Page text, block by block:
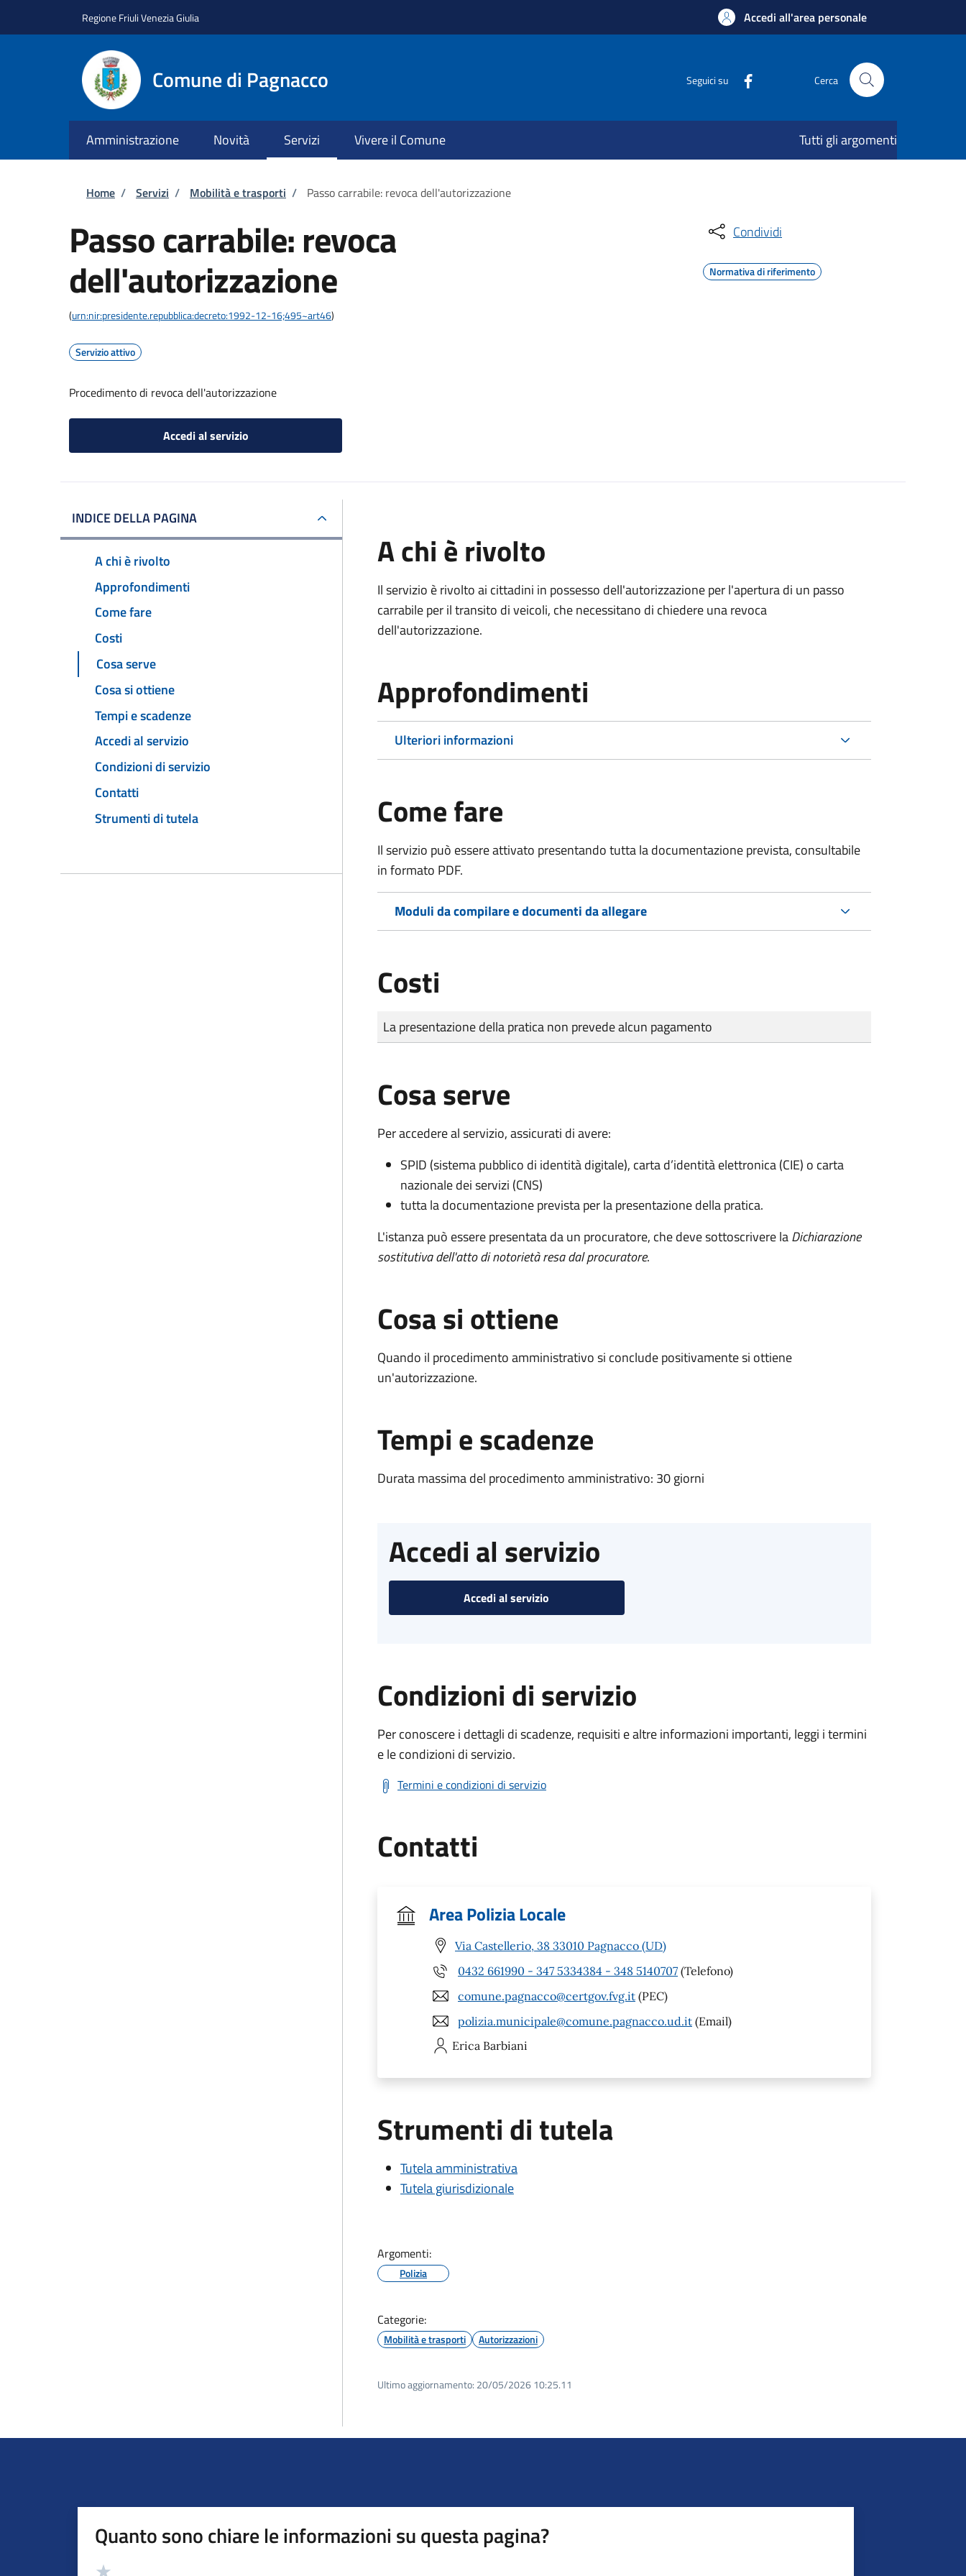
Regione Friuli Venezia Giulia Accedi all'area personale
Comune di Pagnacco Seguici su Cerca
Amministrazione Novità Servizi Vivere il Comune Tutti gli argomenti
Briciole di pane
Home / Servizi / Mobilità e trasporti / Passo carrabile: revoca dell'autorizzazione
Passo carrabile: revoca
dell'autorizzazione
(urn:nir:presidente.repubblica:decreto:1992-12-16;495~art46)
Servizio attivo
Procedimento di revoca dell'autorizzazione
Accedi al servizio
Condividi
Normativa di riferimento
INDICE DELLA PAGINA
A chi è rivolto
Approfondimenti
Come fare
Costi
Cosa serve
Cosa si ottiene
Tempi e scadenze
Accedi al servizio
Condizioni di servizio
Contatti
Strumenti di tutela
A chi è rivolto
Il servizio è rivolto ai cittadini in possesso dell'autorizzazione per l'apertura di un passo
carrabile per il transito di veicoli, che necessitano di chiedere una revoca
dell'autorizzazione.
Approfondimenti
Ulteriori informazioni
Come fare
Il servizio può essere attivato presentando tutta la documentazione prevista, consultabile
in formato PDF.
Moduli da compilare e documenti da allegare
Costi
Tipo di pagamento
Importo
La presentazione della pratica non prevede alcun pagamento
Cosa serve
Per accedere al servizio, assicurati di avere:
SPID (sistema pubblico di identità digitale), carta d’identità elettronica (CIE) o carta
nazionale dei servizi (CNS)
tutta la documentazione prevista per la presentazione della pratica.
L'istanza può essere presentata da un procuratore, che deve sottoscrivere laDichiarazione
sostitutiva dell'atto di notorietà resa dal procuratore.
Cosa si ottiene
Quando il procedimento amministrativo si conclude positivamente si ottiene
un'autorizzazione.
Tempi e scadenze
Durata massima del procedimento amministrativo: 30 giorni
Accedi al servizio
Accedi al servizio
Condizioni di servizio
Per conoscere i dettagli di scadenze, requisiti e altre informazioni importanti, leggi i termini
e le condizioni di servizio.
Termini e condizioni di servizio
Contatti
Area Polizia Locale
Via Castellerio, 38 33010 Pagnacco (UD)
0432 661990 - 347 5334384 - 348 5140707 (Telefono)
comune.pagnacco@certgov.fvg.it (PEC)
polizia.municipale@comune.pagnacco.ud.it (Email)
Erica Barbiani
Strumenti di tutela
Tutela amministrativa
Tutela giurisdizionale
Argomenti:
Polizia
Categorie:
Mobilità e trasporti Autorizzazioni
Ultimo aggiornamento: 20/05/2026 10:25.11
Quanto sono chiare le informazioni su questa pagina?
Valutazione